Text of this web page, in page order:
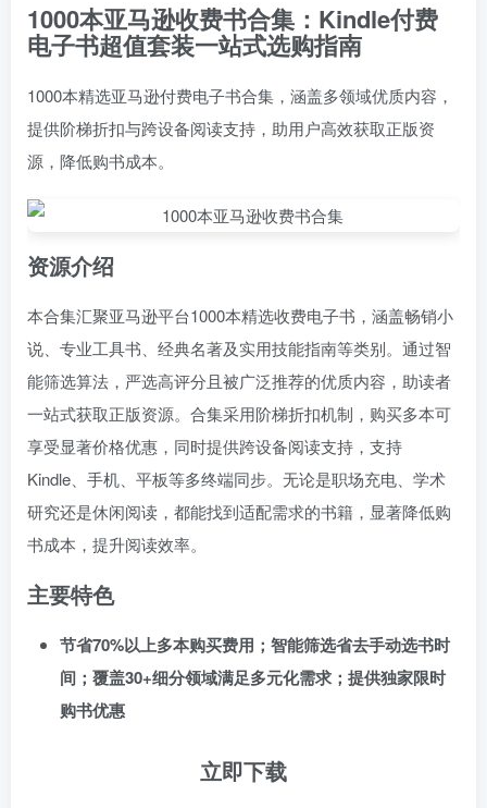
1000本亚马逊收费书合集：Kindle付费
电子书超值套装一站式选购指南
1000本精选亚马逊付费电子书合集，涵盖多领域优质内容，
提供阶梯折扣与跨设备阅读支持，助用户高效获取正版资
源，降低购书成本。
资源介绍
本合集汇聚亚马逊平台1000本精选收费电子书，涵盖畅销小
说、专业工具书、经典名著及实用技能指南等类别。通过智
能筛选算法，严选高评分且被广泛推荐的优质内容，助读者
一站式获取正版资源。合集采用阶梯折扣机制，购买多本可
享受显著价格优惠，同时提供跨设备阅读支持，支持
Kindle、手机、平板等多终端同步。无论是职场充电、学术
研究还是休闲阅读，都能找到适配需求的书籍，显著降低购
书成本，提升阅读效率。
主要特色
节省70%以上多本购买费用；智能筛选省去手动选书时
间；覆盖30+细分领域满足多元化需求；提供独家限时
购书优惠
立即下载